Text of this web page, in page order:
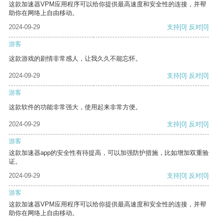
这款加速器VPM应用程序可以给你提供最高速度和安全性的连接，并帮
助你在网络上自由移动。
2024-09-29
支持[0] 反对[0]
游客
这款游戏的剧情非常感人，让我久久不能忘怀。
2024-09-29 支持[0] 反对[0]
游客
这款软件的功能非常强大，使用起来非常方便。
2024-09-29 支持[0] 反对[0]
游客
这款加速器app的安全性有待提高，可以加强防护措施，比如增加双重验
证。
2024-09-29
支持[0] 反对[0]
游客
这款加速器VPM应用程序可以给你提供最高速度和安全性的连接，并帮
助你在网络上自由移动。